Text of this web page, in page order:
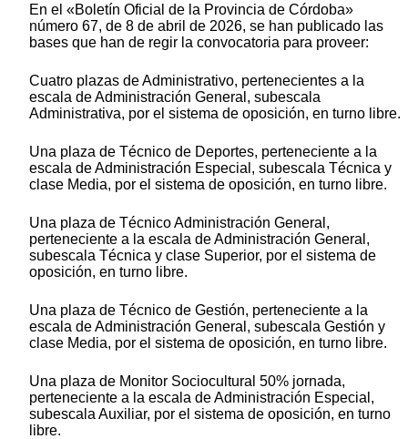
En el «Boletín Oficial de la Provincia de Córdoba»
número 67, de 8 de abril de 2026, se han publicado las
bases que han de regir la convocatoria para proveer:
Cuatro plazas de Administrativo, pertenecientes a la
escala de Administración General, subescala
Administrativa, por el sistema de oposición, en turno libre.
Una plaza de Técnico de Deportes, perteneciente a la
escala de Administración Especial, subescala Técnica y
clase Media, por el sistema de oposición, en turno libre.
Una plaza de Técnico Administración General,
perteneciente a la escala de Administración General,
subescala Técnica y clase Superior, por el sistema de
oposición, en turno libre.
Una plaza de Técnico de Gestión, perteneciente a la
escala de Administración General, subescala Gestión y
clase Media, por el sistema de oposición, en turno libre.
Una plaza de Monitor Sociocultural 50% jornada,
perteneciente a la escala de Administración Especial,
subescala Auxiliar, por el sistema de oposición, en turno
libre.